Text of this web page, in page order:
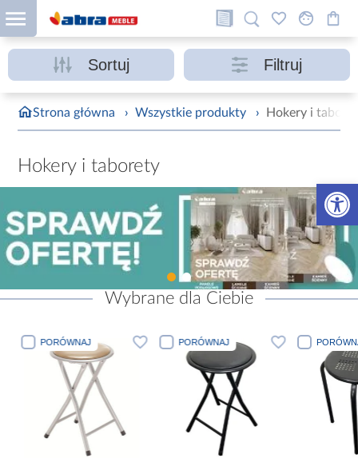
Otwórz
Sortuj Filtruj
Strona główna › Wszystkie produkty › Hokery i
Hokery i taborety
Wybrane dla Ciebie
PORÓWNAJ PORÓWNAJ